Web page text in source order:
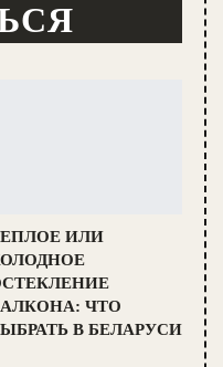
ИЛИ
ЧТО
В БЕЛАРУСИ